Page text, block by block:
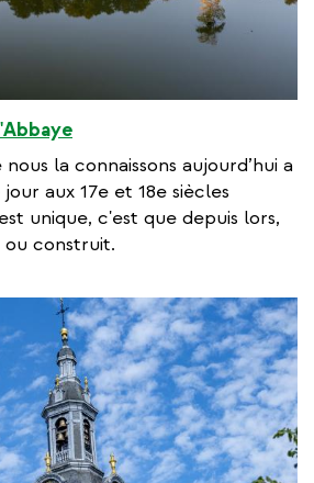
la connaissons aujourd’hui a
aux 17e et 18e siècles
unique, c'est que depuis lors,
construit.